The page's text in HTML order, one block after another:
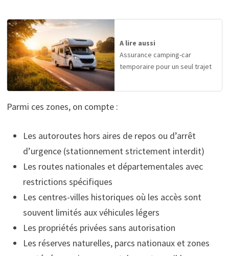
A lire aussi
Assurance camping-car
temporaire pour un seul trajet
Parmi ces zones, on compte :
Les autoroutes hors aires de repos ou d’arrêt
d’urgence (stationnement strictement interdit)
Les routes nationales et départementales avec
restrictions spécifiques
Les centres-villes historiques où les accès sont
souvent limités aux véhicules légers
Les propriétés privées sans autorisation
Les réserves naturelles, parcs nationaux et zones